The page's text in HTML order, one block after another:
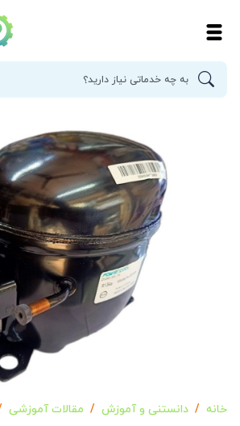
خانه دانستنی و آموزش مقالات آموزشی